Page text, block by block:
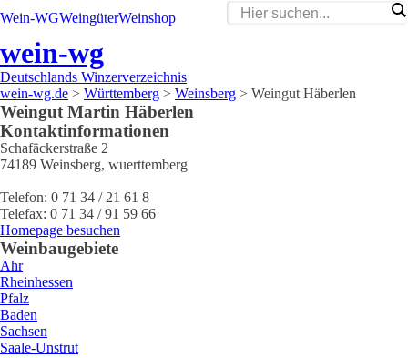
Wein-WGWeingüterWeinshop
wein-wg
Deutschlands Winzerverzeichnis
wein-wg.de > Württemberg > Weinsberg > Weingut Häberlen
Weingut Martin Häberlen
Kontaktinformationen
Schafäckerstraße 2
74189 Weinsberg, wuerttemberg
Telefon: 0 71 34 / 21 61 8
Telefax: 0 71 34 / 91 59 66
Homepage besuchen
Weinbaugebiete
Ahr
Rheinhessen
Pfalz
Baden
Sachsen
Saale-Unstrut